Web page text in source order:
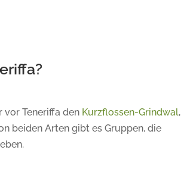
vor Teneriffa den Kurzflossen-Grindwal,
beiden Arten gibt es Gruppen, die